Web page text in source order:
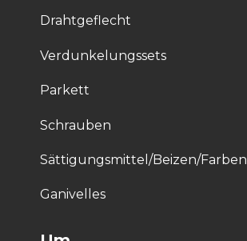
Drahtgeflecht
Verdunkelungssets
Parkett
Schrauben
Sättigungsmittel/Beizen/Farben
Ganivelles